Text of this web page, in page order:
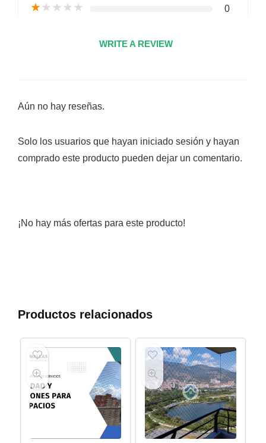
★★★★★ 0
WRITE A REVIEW
Aún no hay reseñas.
Solo los usuarios que hayan iniciado sesión y hayan
comprado este producto pueden dejar un comentario.
¡No hay más ofertas para este producto!
Productos relacionados